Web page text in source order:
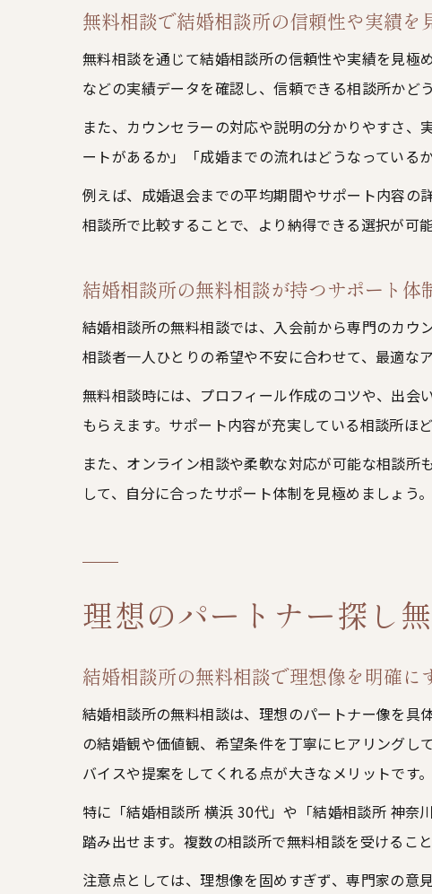
無料相談で結婚相談所の信頼性や実績を
無料相談を通じて結婚相談所の信頼性や実績を見極
などの実績データを確認し、信頼できる相談所かど
また、カウンセラーの対応や説明の分かりやすさ
ートがあるか」「成婚までの流れはどうなっている
例えば、成婚退会までの平均期間やサポート内容の
相談所で比較することで、より納得できる選択が可能
結婚相談所の無料相談が持つサポート体
結婚相談所の無料相談では、入会前から専門のカウ
相談者一人ひとりの希望や不安に合わせて、最適な
無料相談時には、プロフィール作成のコツや、出会
もらえます。サポート内容が充実している相談所ほ
また、オンライン相談や柔軟な対応が可能な相談
して、自分に合ったサポート体制を見極めましょう。
理想のパートナー探し
結婚相談所の無料相談で理想像を明確に
結婚相談所の無料相談は、理想のパートナー像を具
の結婚観や価値観、希望条件を丁寧にヒアリングし
バイスや提案をしてくれる点が大きなメリットです。
特に「結婚相談所 横浜 30代」や「結婚相談所 神奈
踏み出せます。複数の相談所で無料相談を受けるこ
注意点としては、理想像を固めすぎず、専門家の